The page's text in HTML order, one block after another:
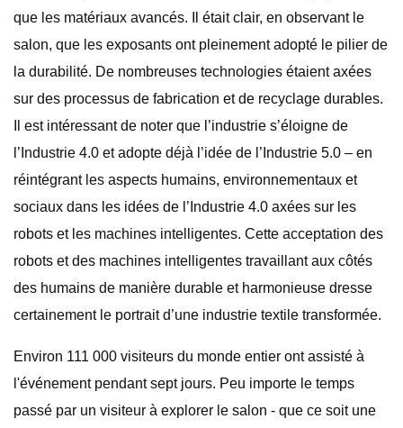
que les matériaux avancés. Il était clair, en observant le
salon, que les exposants ont pleinement adopté le pilier de
la durabilité. De nombreuses technologies étaient axées
sur des processus de fabrication et de recyclage durables.
Il est intéressant de noter que l’industrie s’éloigne de
l’Industrie 4.0 et adopte déjà l’idée de l’Industrie 5.0 – en
réintégrant les aspects humains, environnementaux et
sociaux dans les idées de l’Industrie 4.0 axées sur les
robots et les machines intelligentes. Cette acceptation des
robots et des machines intelligentes travaillant aux côtés
des humains de manière durable et harmonieuse dresse
certainement le portrait d’une industrie textile transformée.
Environ 111 000 visiteurs du monde entier ont assisté à
l'événement pendant sept jours. Peu importe le temps
passé par un visiteur à explorer le salon - que ce soit une